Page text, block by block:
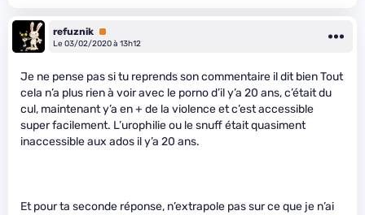
refuznik Premium
Le 03/02/2020 à 13h12
Je ne pense pas si tu reprends son commentaire il dit bien Tout
cela n’a plus rien à voir avec le porno d’il y’a 20 ans, c’était du
cul, maintenant y’a en + de la violence et c’est accessible
super facilement. L’urophilie ou le snuff était quasiment
inaccessible aux ados il y’a 20 ans.
Et pour ta seconde réponse, n’extrapole pas sur ce que je n’ai